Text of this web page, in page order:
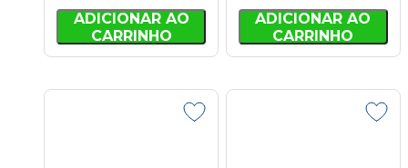
ADICIONAR AO
CARRINHO
ADICIONAR AO
CARRINHO